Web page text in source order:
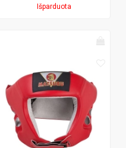
Išparduota